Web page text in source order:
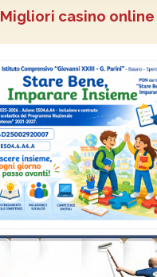
Migliori casino online